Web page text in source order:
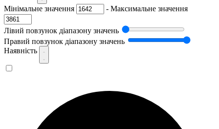
Мінімальне значення - Максимальне значення
Лівий повзунок діапазону значень
Правий повзунок діапазону значень
Наявність